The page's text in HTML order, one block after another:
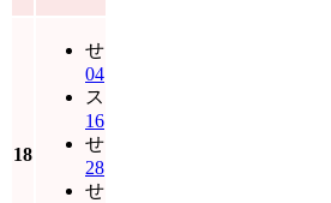
18
せ
04
ス
16
せ
28
せ